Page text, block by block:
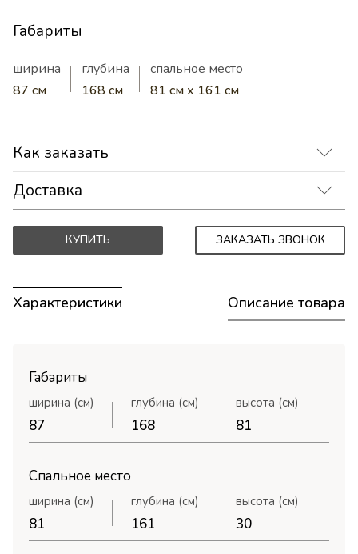
Характеристики Описание товара
Габариты
ширина (см)
87
глубина (см)
168
высота (см)
81
Спальное место
ширина (см)
81
глубина (см)
161
высота (см)
30
Габариты
ширина
87 см
глубина
168 см
спальное место
81 см х 161 см
Как заказать
Оформите заказ через корзину — система
автоматически рассчитает стоимость
доставки до вашего адреса. Или поручите
«Обратный звонок», и мы всё сделаем за
вас.
Доставка
• Стандартная доставка: точная стоимость
автоматически рассчитывается в корзине
при оформлении.
и сборкой в день получения. Услуги
логистики и сборки оплачиваются при
получении.
КУПИТЬ ЗАКАЗАТЬ ЗВОНОК